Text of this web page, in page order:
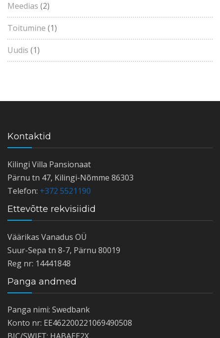
Meedias (2)
Toitumine (1)
Uudis (1)
Kontaktid
Kilingi Villa Pansionaat
Pärnu tn 47, Kilingi-Nõmme 86303
Telefon: +372 5521190
Ettevõtte rekvisiidid
Väärikas Vanadus OÜ
Suur-Sepa tn 8-7, Pärnu 80019
Reg nr: 14441848
Panga andmed
Panga nimi: Swedbank
Konto nr: EE462200221069490508